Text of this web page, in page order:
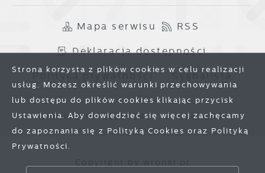
Mapa serwisu RSS
Deklaracja dostępności
Polityka prywatności Sygnalista
Odwiedzin: 3828634 Online: 250
Strona korzysta z plików cookies w celu realizacji
usług. Możesz określić warunki przechowywania
lub dostępu do plików cookies klikając przycisk
Ustawienia. Aby dowiedzieć się więcej zachęcamy
do zapoznania się z Polityką Cookies oraz Polityką
Prywatności.